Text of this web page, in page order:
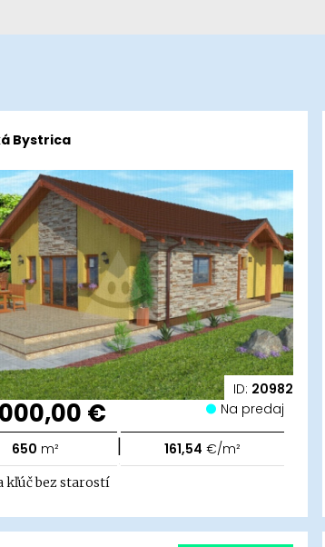
ID: 20982
Bystrica
€ Na predaj
650 m² | 161,54 €/m²
kľúč bez starostí